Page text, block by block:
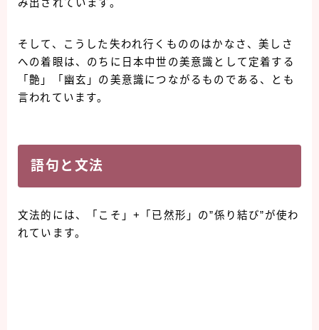
み出されています。
そして、こうした失われ行くもののはかなさ、美しさ
への着眼は、のちに日本中世の美意識として定着する
「艶」「幽玄」の美意識につながるものである、とも
言われています。
語句と文法
文法的には、「こそ」+「已然形」の”係り結び”が使わ
れています。